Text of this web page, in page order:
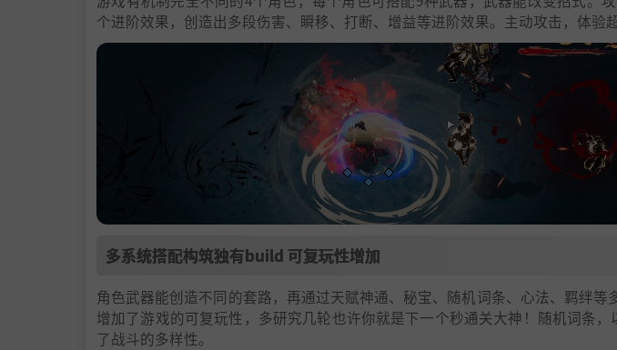
个进阶效果，创造出多段伤害、瞬移、打断、增益等进阶效果。主动攻击，体验
多系统搭配构筑独有build 可复玩性增加
角色武器能创造不同的套路，再通过天赋神通、秘宝、随机词条、心法、羁绊
增加了游戏的可复玩性，多研究几轮也许你就是下一个秒通关大神！随机词条
了战斗的多样性。